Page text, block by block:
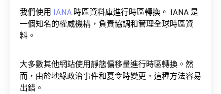
我們使用 IANA 時區資料庫進行時區轉換。 IANA 是
一個知名的權威機構，負責協調和管理全球時區資
料。
大多數其他網站使用靜態偏移量進行時區轉換。然
而，由於地緣政治事件和夏令時變更，這種方法容易
出錯。